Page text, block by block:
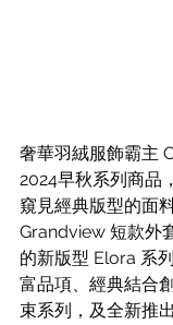
奢華羽絨服飾霸主
2024早秋系列商品
窺見經典版型的面
Grandview 短款外
的新版型 Elora 系
富品項、經典結合
束系列，及全新推